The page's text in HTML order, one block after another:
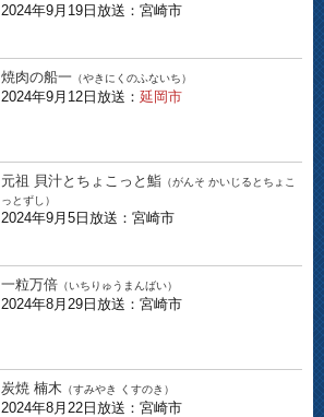
2024年9月19日放送：宮崎市
焼肉の船一 （やきにくのふないち）
2024年9月12日放送： 延岡市
元祖 貝汁とちょこっと鮨 （がんそ かいじるとちょこ
っとずし）
2024年9月5日放送：宮崎市
一粒万倍 （いちりゅうまんばい）
2024年8月29日放送：宮崎市
炭焼 楠木 （すみやき くすのき）
2024年8月22日放送：宮崎市